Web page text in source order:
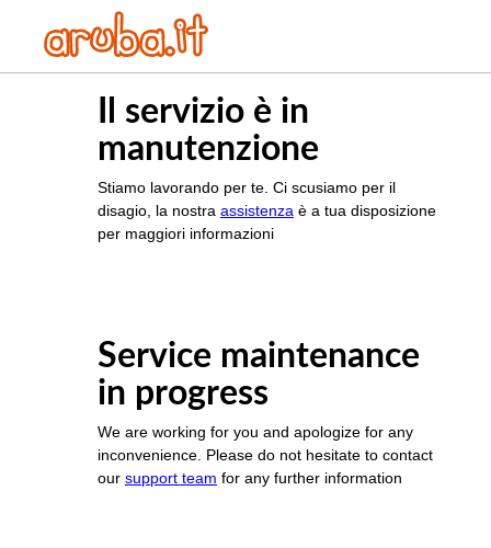
Il servizio è in
manutenzione
Stiamo lavorando per te. Ci scusiamo per il
disagio, la nostra assistenza è a tua disposizione
per maggiori informazioni
Service maintenance
in progress
We are working for you and apologize for any
inconvenience. Please do not hesitate to contact
our support team for any further information